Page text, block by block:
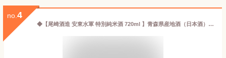
no. 4
◆【尾崎酒造 安東水軍 特別純米酒 720ml 】青森県産地酒（日本酒）送料込み・産地直送 青森